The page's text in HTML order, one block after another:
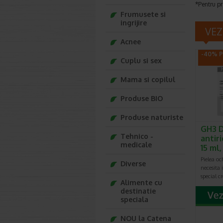
*Pentru
-40%
GH3
15
Pielea
necesita
special
Frumusete si
ingrijire
Acnee
Cuplu si sex
Mama si copilul
Produse BIO
Produse naturiste
Tehnico -
medicale
Diverse
Alimente cu
destinatie
speciala
NOU la Catena